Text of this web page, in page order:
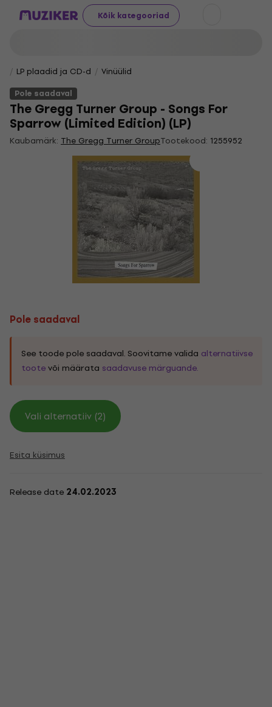
Kõik kategooriad
LP plaadid ja CD-d
Vinüülid
Pole saadaval
The Gregg Turner Group - Songs For
Sparrow (Limited Edition) (LP)
Kaubamärk: The Gregg Turner GroupTootekood: 1255952
Pole saadaval
See toode pole saadaval. Soovitame valida alternatiivse
tootevõi määrata saadavuse märguande.
Vali alternatiiv (2)
Esita küsimus
Release date 24.02.2023